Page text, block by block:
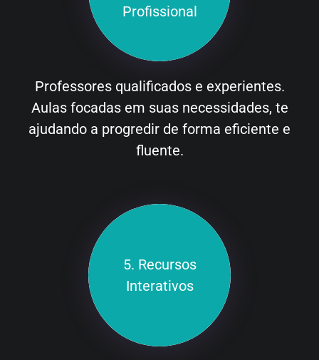
Profissional
Professores qualificados e experientes.
Aulas focadas em suas necessidades, te
ajudando a progredir de forma eficiente e
fluente.
5. Recursos
Interativos